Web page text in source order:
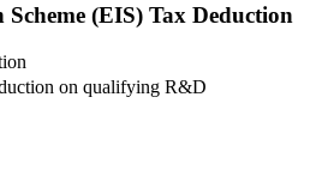
(EIS) Tax Deduction
on qualifying R&D